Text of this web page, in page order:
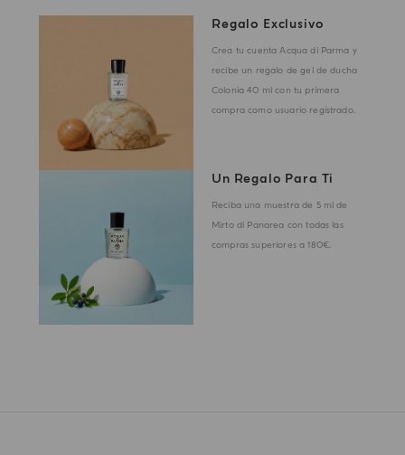
Regalo Exclusivo
Crea tu cuenta Acqua di Parma y
recibe un regalo de gel de ducha
Colonia 40 ml con tu primera
compra como usuario registrado.
Un Regalo Para Ti
Reciba una muestra de 5 ml de
Mirto di Panarea con todas las
compras superiores a 180€.